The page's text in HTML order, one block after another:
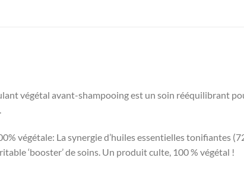
végétal avant-shampooing est un soin rééquilibrant
végétale: La synergie d’huiles essentielles tonifiantes
‘booster’ de soins. Un produit culte, 100 % végétal !